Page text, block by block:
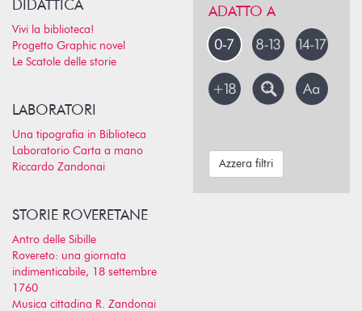
DIDATTICA
Vivi la biblioteca!
Progetto Graphic novel
Le Scatole delle storie
LABORATORI
Una tipografia in Biblioteca
Laboratorio Carta a mano
Riccardo Zandonai
STORIE ROVERETANE
Antro delle Sibille
Rovereto: una giornata
indimenticabile, 18 settembre
1760
Musica cittadina R. Zandonai
ADATTO A
Azzera filtri